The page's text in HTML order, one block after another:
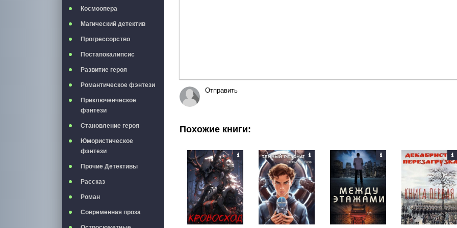
Космоопера
Магический детектив
Прогрессорство
Постапокалипсис
Развитие героя
Романтическое фэнтези
Приключенческое
фэнтези
Становление героя
Юмористическое
фэнтези
Прочие Детективы
Рассказ
Роман
Современная проза
Отправить
Похожие книги: